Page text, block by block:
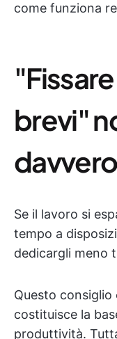
come funziona
brevi"
davvero
Se il lavoro si
tempo a
dedicargli meno
Questo
costituisce la
produttività.